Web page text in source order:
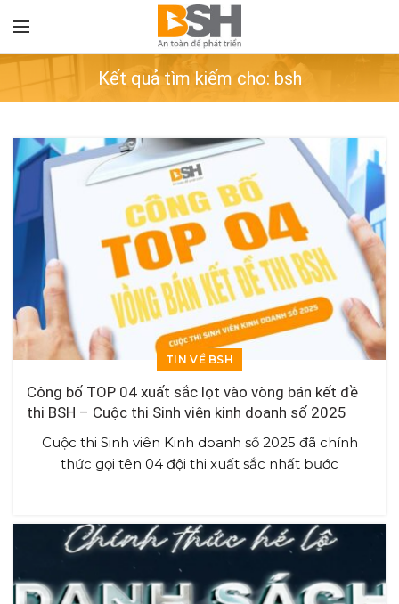
Kết quả tìm kiếm cho: bsh
TIN VỀ BSH
Công bố TOP 04 xuất sắc lọt vào vòng bán kết đề
thi BSH – Cuộc thi Sinh viên kinh doanh số 2025
Cuộc thi Sinh viên Kinh doanh số 2025 đã chính
thức gọi tên 04 đội thi xuất sắc nhất bước